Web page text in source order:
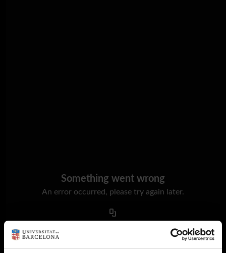
Something went wrong
An error occurred, please try again later.